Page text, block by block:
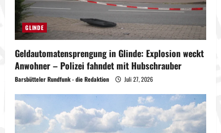
GLINDE
Geldautomatensprengung in Glinde: Explosion weckt
Anwohner – Polizei fahndet mit Hubschrauber
Barsbütteler Rundfunk - die Redaktion Juli 27, 2026